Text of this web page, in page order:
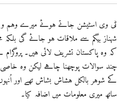
ٹی وی اسٹیشن جاتے ہوئے میرے وہم و
شہناز بیگم سے ملاقات ہو جائے گی بلکہ
کہ وہ پاکستان تشریف لائی ہیں۔
چند سوالات پوچھنا چاہے لیکن وہ
کے شوہر بالکل ہشاش بشاش تھے اور
ساتھ میری معلومات میں اضافہ کیا۔